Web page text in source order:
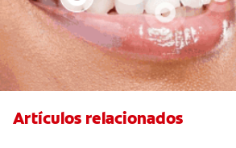
Artículos relacionados